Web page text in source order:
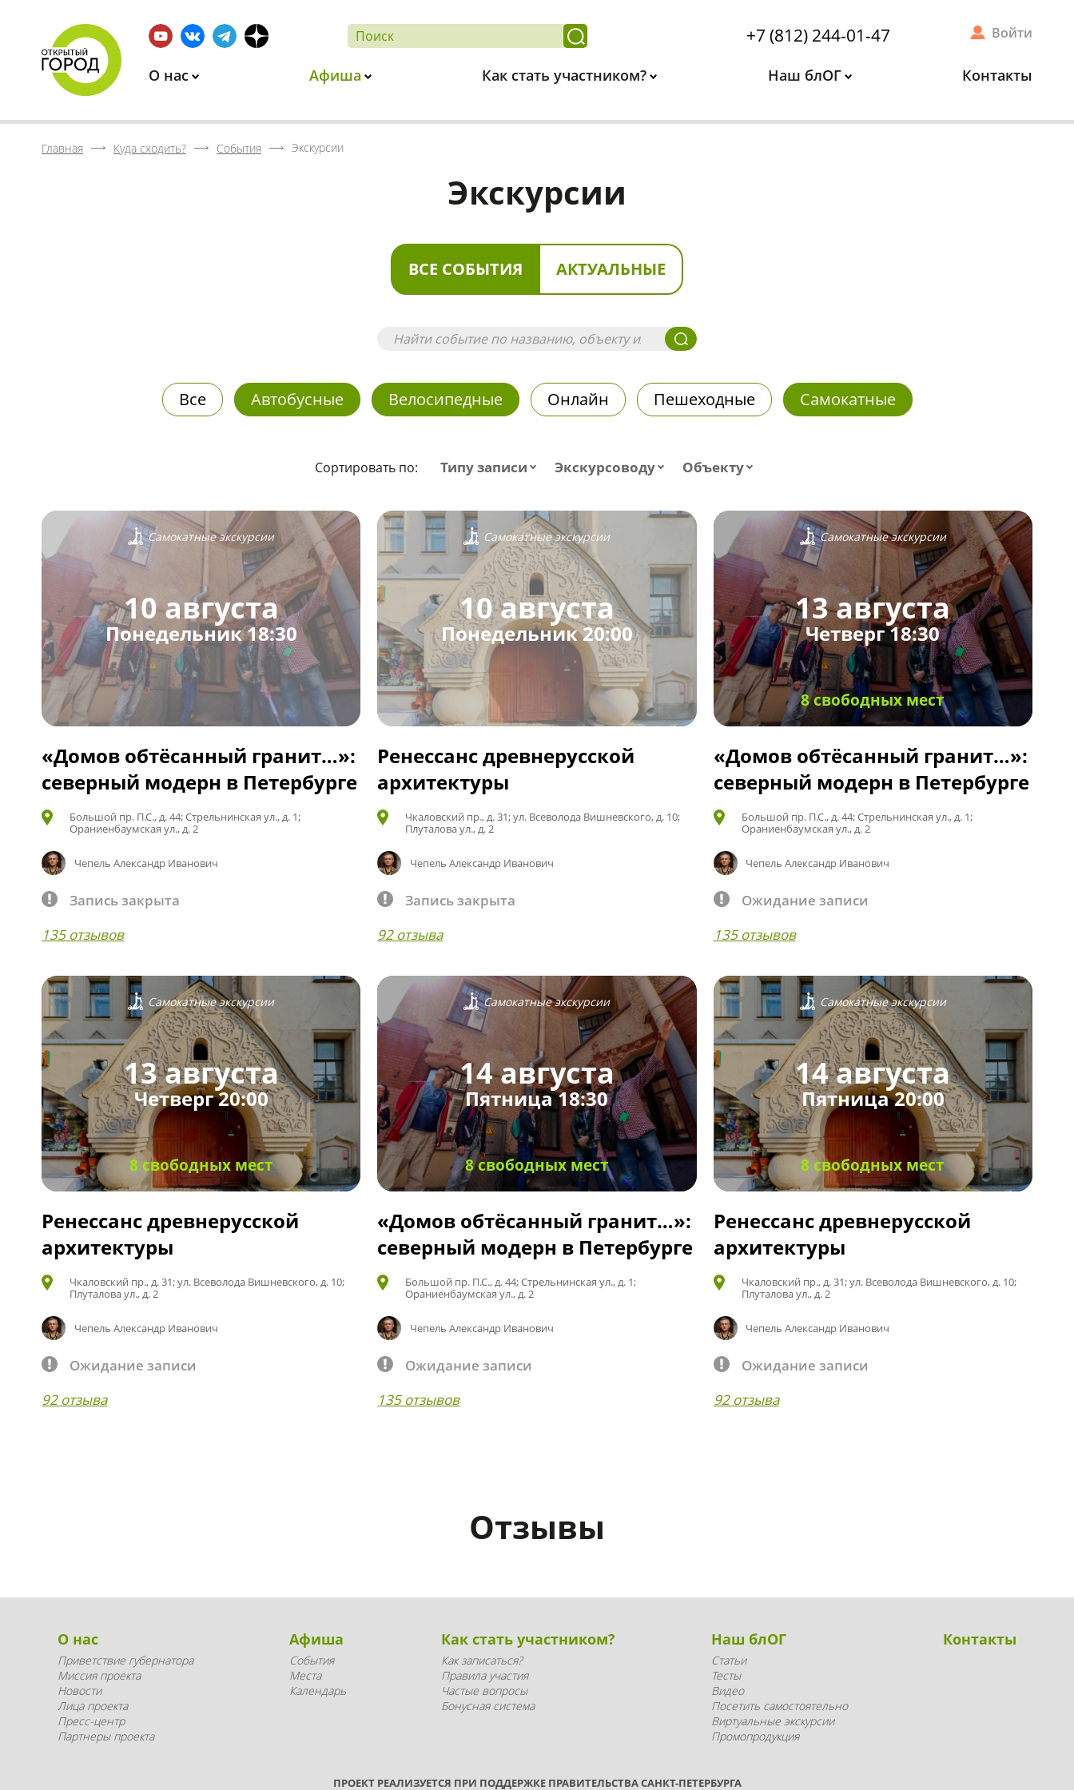
+7 (812) 244-01-47 Войти
О нас Афиша Как стать участником? Наш блОГ Контакты
Главная Куда сходить? События Экскурсии
Экскурсии
ВСЕ СОБЫТИЯ АКТУАЛЬНЫЕ
Все Автобусные Велосипедные Онлайн Пешеходные Самокатные
Сортировать по: Типу записи Экскурсоводу Объекту
Самокатные экскурсии
10 августа
Понедельник 18:30
«Домов обтёсанный гранит…»:
северный модерн в Петербурге
Большой пр. П.С., д. 44; Стрельнинская ул., д. 1;
Ораниенбаумская ул., д. 2
Чепель Александр Иванович
Запись закрыта
135 отзывов
Самокатные экскурсии
10 августа
Понедельник 20:00
Ренессанс древнерусской
архитектуры
Чкаловский пр., д. 31; ул. Всеволода Вишневского, д. 10;
Плуталова ул., д. 2
Чепель Александр Иванович
Запись закрыта
92 отзыва
Самокатные экскурсии
13 августа
Четверг 18:30
8 свободных мест
«Домов обтёсанный гранит…»:
северный модерн в Петербурге
Большой пр. П.С., д. 44; Стрельнинская ул., д. 1;
Ораниенбаумская ул., д. 2
Чепель Александр Иванович
Ожидание записи
135 отзывов
Самокатные экскурсии
13 августа
Четверг 20:00
8 свободных мест
Ренессанс древнерусской
архитектуры
Чкаловский пр., д. 31; ул. Всеволода Вишневского, д. 10;
Плуталова ул., д. 2
Чепель Александр Иванович
Ожидание записи
92 отзыва
Самокатные экскурсии
14 августа
Пятница 18:30
8 свободных мест
«Домов обтёсанный гранит…»:
северный модерн в Петербурге
Большой пр. П.С., д. 44; Стрельнинская ул., д. 1;
Ораниенбаумская ул., д. 2
Чепель Александр Иванович
Ожидание записи
135 отзывов
Самокатные экскурсии
14 августа
Пятница 20:00
8 свободных мест
Ренессанс древнерусской
архитектуры
Чкаловский пр., д. 31; ул. Всеволода Вишневского, д. 10;
Плуталова ул., д. 2
Чепель Александр Иванович
Ожидание записи
92 отзыва
Отзывы
О нас
Приветствие губернатора
Миссия проекта
Новости
Лица проекта
Пресс-центр
Партнеры проекта
Афиша
События
Места
Календарь
Как стать участником?
Как записаться?
Правила участия
Частые вопросы
Бонусная система
Наш блОГ
Статьи
Тесты
Видео
Посетить самостоятельно
Виртуальные экскурсии
Промопродукция
Контакты
ПРОЕКТ РЕАЛИЗУЕТСЯ ПРИ ПОДДЕРЖКЕ ПРАВИТЕЛЬСТВА САНКТ-ПЕТЕРБУРГА